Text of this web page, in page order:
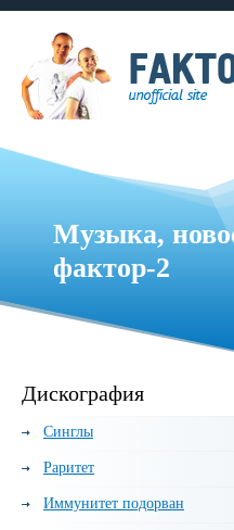
Музыка,
фактор-2
музыкальная группа,
Дискография
Синглы
Раритет
Иммунитет подорван